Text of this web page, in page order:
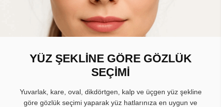
YÜZ ŞEKLİNE GÖRE GÖZLÜK
SEÇİMİ
Yuvarlak, kare, oval, dikdörtgen, kalp ve üçgen yüz şekline
göre gözlük seçimi yaparak yüz hatlarınıza en uygun ve